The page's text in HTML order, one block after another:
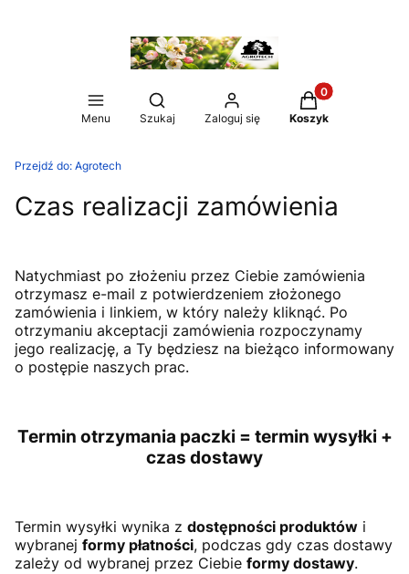
Menu
Otwórz wyszukiwarkę
Szukaj Zaloguj się
Produkty w
Koszyk
Przejdź do: Agrotech
Czas realizacji zamówienia
Natychmiast po złożeniu przez Ciebie zamówienia
otrzymasz e-mail z potwierdzeniem złożonego
zamówienia i linkiem, w który należy kliknąć. Po
otrzymaniu akceptacji zamówienia rozpoczynamy
jego realizację, a Ty będziesz na bieżąco informowany
o postępie naszych prac.
Termin otrzymania paczki = termin wysyłki +
czas dostawy
Termin wysyłki wynika z dostępności produktów i
wybranej formy płatności, podczas gdy czas dostawy
zależy od wybranej przez Ciebie formy dostawy.